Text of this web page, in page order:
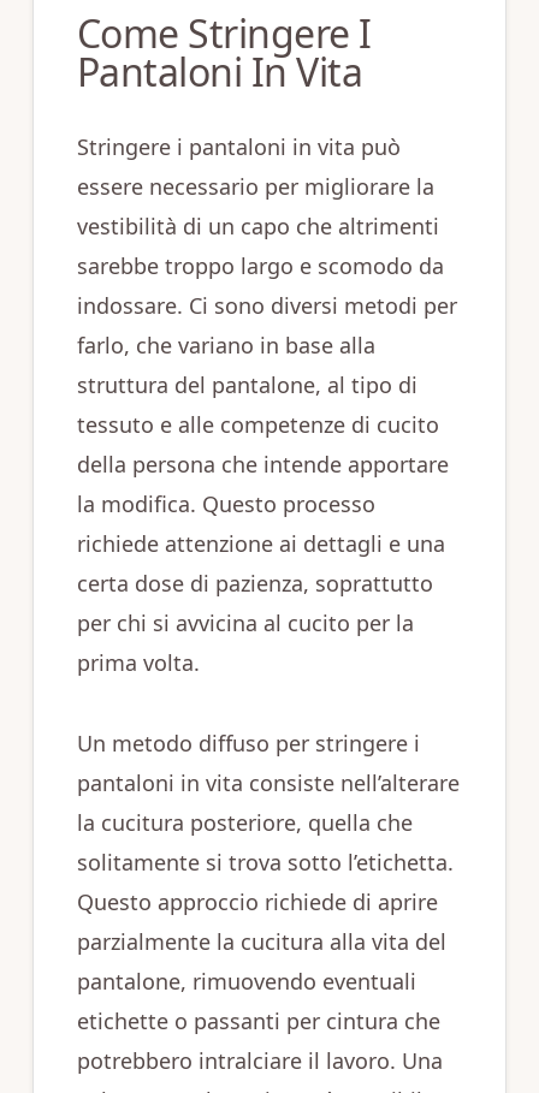
Come Stringere I
Pantaloni In Vita
Stringere i pantaloni in vita può
essere necessario per migliorare la
vestibilità di un capo che altrimenti
sarebbe troppo largo e scomodo da
indossare. Ci sono diversi metodi per
farlo, che variano in base alla
struttura del pantalone, al tipo di
tessuto e alle competenze di cucito
della persona che intende apportare
la modifica. Questo processo
richiede attenzione ai dettagli e una
certa dose di pazienza, soprattutto
per chi si avvicina al cucito per la
prima volta.
Un metodo diffuso per stringere i
pantaloni in vita consiste nell’alterare
la cucitura posteriore, quella che
solitamente si trova sotto l’etichetta.
Questo approccio richiede di aprire
parzialmente la cucitura alla vita del
pantalone, rimuovendo eventuali
etichette o passanti per cintura che
potrebbero intralciare il lavoro. Una